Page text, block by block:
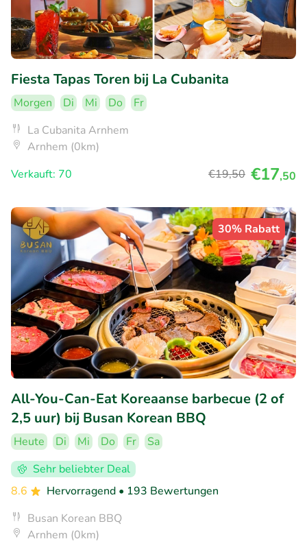
Fiesta Tapas Toren bij La Cubanita
Morgen Di Mi Do
Fr
La Cubanita Arnhem
Arnhem (0km)
Verkauft: 70
€19,50 €17,50
30% Rabatt
All-You-Can-Eat Koreaanse barbecue (2 of
2,5 uur) bij Busan Korean BBQ
Heute Di Mi Do Fr
Sa
Sehr beliebter Deal
8.6
Hervorragend • 193 Bewertungen
Busan Korean BBQ
Arnhem (0km)